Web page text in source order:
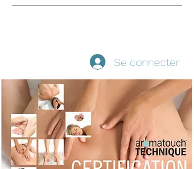
Se connecter